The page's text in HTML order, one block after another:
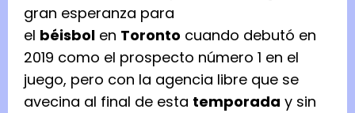
gran esperanza para
el béisbol en Toronto cuando debutó en
2019 como el prospecto número 1 en el
juego, pero con la agencia libre que se
avecina al final de esta temporada y sin